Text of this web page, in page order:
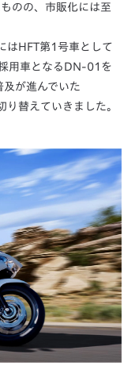
のの、市販化には至
はHFT第1号車として
用車となるDN-01を
が進んでいた
り替えていきました。